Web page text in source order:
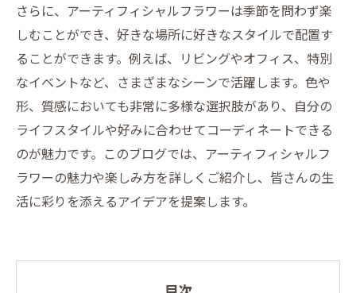
さらに、アーティフィシャルフラワーは季節を問わず楽
しむことができ、好きな場所に好きなスタイルで配置す
ることができます。例えば、リビングやオフィス、特別
なイベントなど、さまざまなシーンで活躍します。色や
形、質感においても非常に多様な選択肢があり、自分の
ライフスタイルや好みに合わせてコーディネートできる
のが魅力です。このブログでは、アーティフィシャルフ
ラワーの魅力や楽しみ方を詳しくご紹介し、皆さんの生
活に彩りを添えるアイデアを提案します。